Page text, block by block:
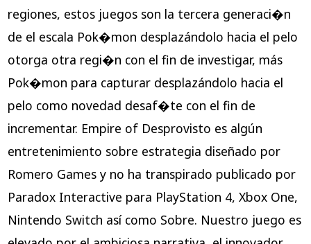
regiones, estos juegos son la tercera generaci�n
de el escala Pok�mon desplazándolo hacia el pelo
otorga otra regi�n con el fin de investigar, más
Pok�mon para capturar desplazándolo hacia el
pelo como novedad desaf�te con el fin de
incrementar. Empire of Desprovisto es algún
entretenimiento sobre estrategia diseñado por
Romero Games y no ha transpirado publicado por
Paradox Interactive para PlayStation 4, Xbox One,
Nintendo Switch así­ como Sobre. Nuestro juego es